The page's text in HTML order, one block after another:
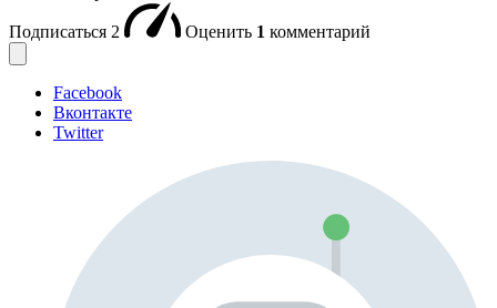
Подписаться 2 Оценить 1 комментарий
Facebook
Вконтакте
Twitter